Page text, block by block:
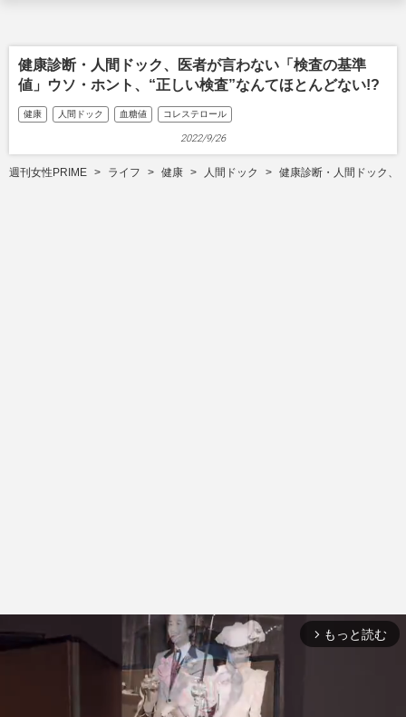
健康診断・人間ドック、医者が言わない「検査の基準
値」ウソ・ホント、“正しい検査”なんてほとんどない!?
健康 人間ドック 血糖値 コレステロール
2022/9/26
週刊女性PRIME ライフ 健康 人間ドック 健康診断・人間ドック、
arrow_forward_ios もっと読む